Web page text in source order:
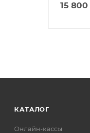
15 800
КАТАЛОГ
Онлайн-кассы